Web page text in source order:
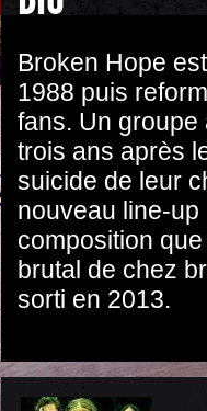
Broken Hope
1988 puis
fans. Un groupe
trois ans après
suicide de leur
nouveau line-
composition
brutal de chez
sorti en 2013.